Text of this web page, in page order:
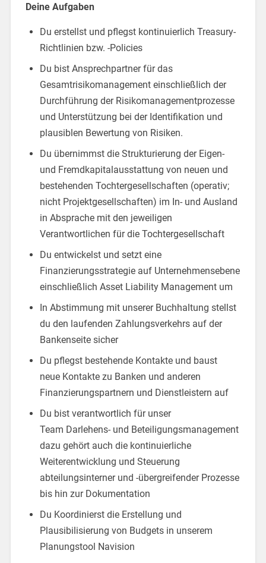
Deine Aufgaben
Du erstellst und pflegst kontinuierlich Treasury-
Richtlinien bzw. -Policies
Du bist Ansprechpartner für das
Gesamtrisikomanagement einschließlich der
Durchführung der Risikomanagementprozesse
und Unterstützung bei der Identifikation und
plausiblen Bewertung von Risiken.
Du übernimmst die Strukturierung der Eigen-
und Fremdkapitalausstattung von neuen und
bestehenden Tochtergesellschaften (operativ;
nicht Projektgesellschaften) im In- und Ausland
in Absprache mit den jeweiligen
Verantwortlichen für die Tochtergesellschaft
Du entwickelst und setzt eine
Finanzierungsstrategie auf Unternehmensebene
einschließlich Asset Liability Management um
In Abstimmung mit unserer Buchhaltung stellst
du den laufenden Zahlungsverkehrs auf der
Bankenseite sicher
Du pflegst bestehende Kontakte und baust
neue Kontakte zu Banken und anderen
Finanzierungspartnern und Dienstleistern auf
Du bist verantwortlich für unser
Team Darlehens- und Beteiligungsmanagement
dazu gehört auch die kontinuierliche
Weiterentwicklung und Steuerung
abteilungsinterner und -übergreifender Prozesse
bis hin zur Dokumentation
Du Koordinierst die Erstellung und
Plausibilisierung von Budgets in unserem
Planungstool Navision